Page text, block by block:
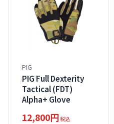
PIG
PIG Full Dexterity
Tactical (FDT)
Alpha+ Glove
12,800円税込